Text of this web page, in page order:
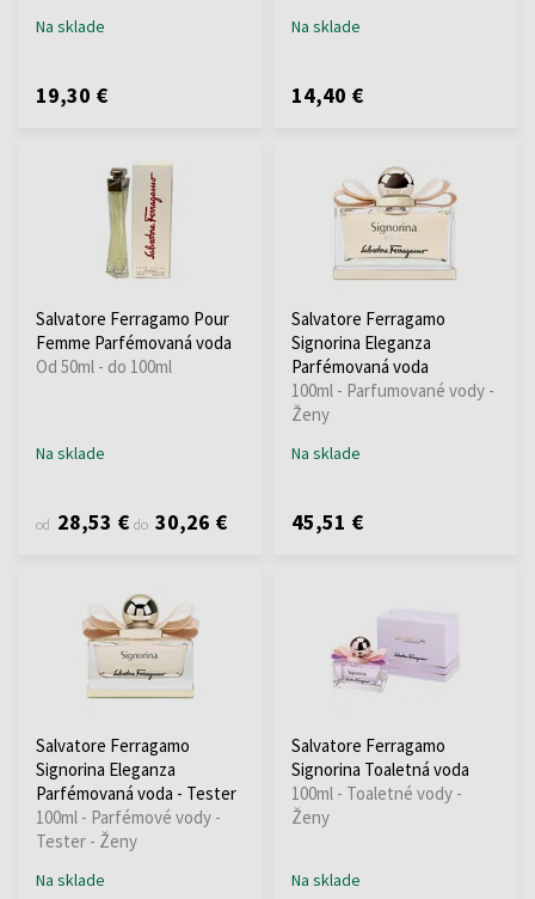
Na sklade
19,30 €
Na sklade
14,40 €
Salvatore Ferragamo Pour
Femme Parfémovaná voda
Od 50ml - do 100ml
Na sklade
od 28,53 € do 30,26 €
Salvatore Ferragamo
Signorina Eleganza
Parfémovaná voda
100ml - Parfumované vody -
Ženy
Na sklade
45,51 €
Salvatore Ferragamo
Signorina Eleganza
Parfémovaná voda - Tester
100ml - Parfémové vody -
Tester - Ženy
Na sklade
Salvatore Ferragamo
Signorina Toaletná voda
100ml - Toaletné vody -
Ženy
Na sklade